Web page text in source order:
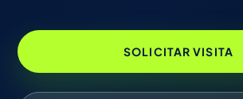
SOLICITAR VISITA